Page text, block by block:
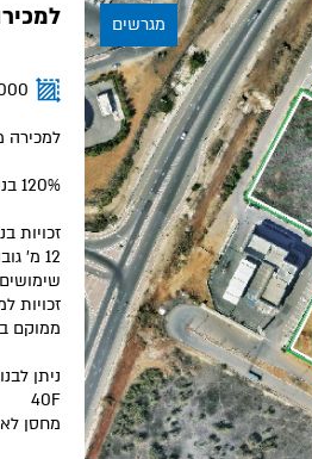
מגרשים למכירה
3000
למכירה מגרש 3 דונם
120% בניה מעל הקרקע | 120% מרתף | 50% תכסית | 12 מ' גובה
זכויות בניה:
12 מ' גובה או 3 קומות | 120% בניה מעל הקרקע | 50% תכסית | זכויות למרתף תת קרקע
זכויות
ממוקם
40F
מחסן